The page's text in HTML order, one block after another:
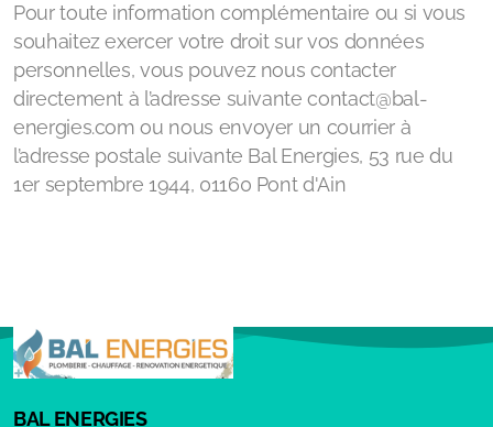
Pour toute information complémentaire ou si vous
souhaitez exercer votre droit sur vos données
personnelles, vous pouvez nous contacter
directement à l’adresse suivante contact@bal-
energies.com ou nous envoyer un courrier à
l’adresse postale suivante Bal Energies, 53 rue du
1er septembre 1944, 01160 Pont d'Ain
BAL ENERGIES